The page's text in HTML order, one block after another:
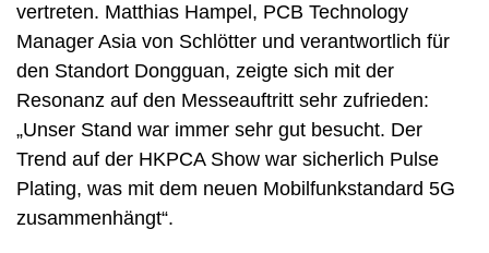
vertreten. Matthias Hampel, PCB Technology
Manager Asia von Schlötter und verantwortlich für
den Standort Dongguan, zeigte sich mit der
Resonanz auf den Messeauftritt sehr zufrieden:
„Unser Stand war immer sehr gut besucht. Der
Trend auf der HKPCA Show war sicherlich Pulse
Plating, was mit dem neuen Mobilfunkstandard 5G
zusammenhängt“.